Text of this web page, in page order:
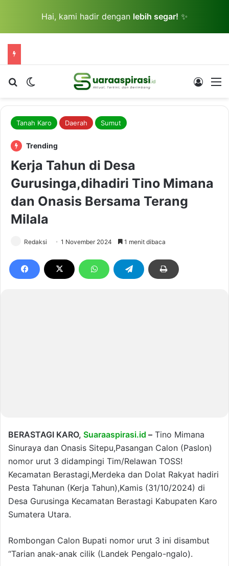
Hai, kami hadir dengan lebih segar! ✨
Cari berita...Switch skin Log In
Tanah Karo Daerah Sumut
Trending
Kerja Tahun di Desa
Gurusinga,dihadiri Tino Mimana
dan Onasis Bersama Terang
Milala
Redaksi 1 November 2024 1 menit dibaca
BERASTAGI KARO, Suaraaspirasi.id – Tino Mimana
Sinuraya dan Onasis Sitepu,Pasangan Calon (Paslon)
nomor urut 3 didampingi Tim/Relawan TOSS!
Kecamatan Berastagi,Merdeka dan Dolat Rakyat hadiri
Pesta Tahunan (Kerja Tahun),Kamis (31/10/2024) di
Desa Gurusinga Kecamatan Berastagi Kabupaten Karo
Sumatera Utara.
Rombongan Calon Bupati nomor urut 3 ini disambut
“Tarian anak-anak cilik (Landek Pengalo-ngalo).